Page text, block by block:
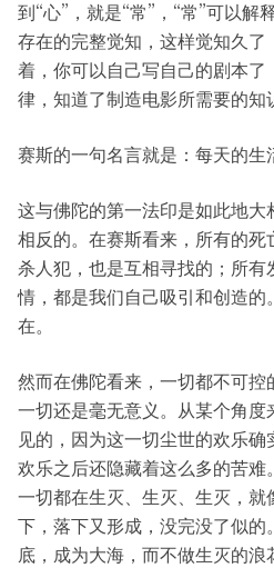
到“心”，就是“常”，“常”可以解
存在的完整觉知，这样觉知久了
着，你可以自己写自己的剧本
律，知道了制造电影所需要的知
赛斯的一句名言就是：每天的生
这与佛陀的第一法印是如此地
相反的。在赛斯看来，所有的
杀人犯，也是互相寻找的；所
情，都是我们自己吸引和创造的
在。
然而在佛陀看来，一切都不可
一切还是毫无意义。从某个角
见的，因为这一切尘世的欢乐
欢乐之后还隐藏着这么多的苦难
一切都在生灭、生灭、生灭，
下，落下又形成，没完没了似
底，成为大海，而不做生灭的浪